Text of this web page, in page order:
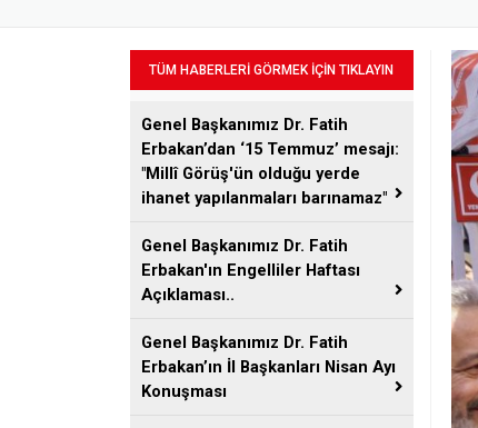
TÜM HABERLERİ GÖRMEK İÇİN TIKLAYIN
Genel Başkanımız Dr. Fatih
Erbakan’dan ‘15 Temmuz’ mesajı:
"Millî Görüş'ün olduğu yerde
ihanet yapılanmaları barınamaz"
Genel Başkanımız Dr. Fatih
Erbakan'ın Engelliler Haftası
Açıklaması..
Genel Başkanımız Dr. Fatih
Erbakan’ın İl Başkanları Nisan Ayı
Konuşması